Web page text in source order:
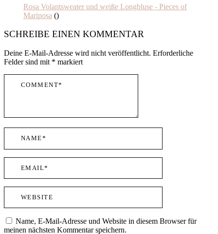
Rosa Volantsweater und weiße Longbluse - Pieces of
Mariposa ()
SCHREIBE EINEN KOMMENTAR
Deine E-Mail-Adresse wird nicht veröffentlicht. Erforderliche
Felder sind mit * markiert
Name, E-Mail-Adresse und Website in diesem Browser für
meinen nächsten Kommentar speichern.